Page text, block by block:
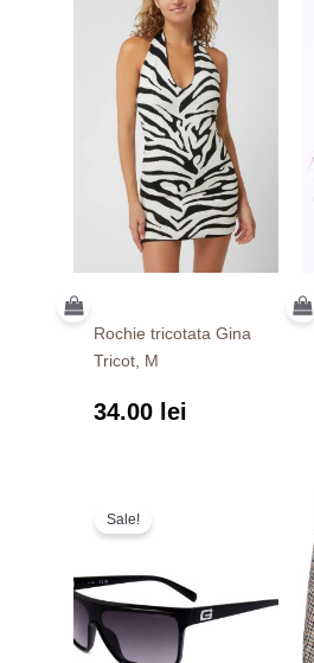
Rochie tricotata Gina
Tricot, M
34.00 lei
Sale!
inițial
fost:
593.00 lei.
249.00 lei.